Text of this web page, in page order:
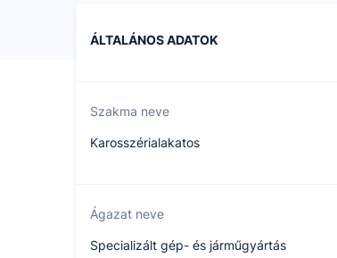
ÁLTALÁNOS ADATOK
Szakma neve
Karosszérialakatos
Ágazat neve
Specializált gép- és járműgyártás